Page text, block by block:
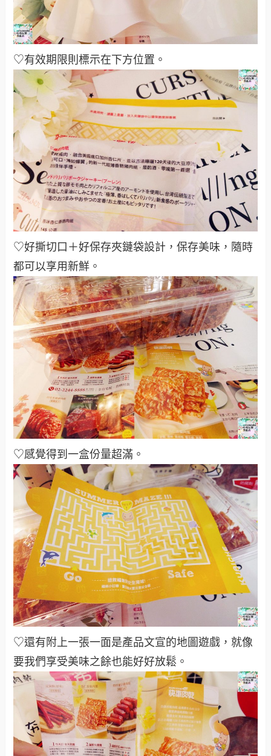
♡有效期限則標示在下方位置。
♡好撕切口＋好保存夾鏈袋設計，保存美味，隨時
都可以享用新鮮。
♡感覺得到一盒份量超滿。
♡還有附上一張一面是產品文宣的地圖遊戲，就像
要我們享受美味之餘也能好好放鬆。